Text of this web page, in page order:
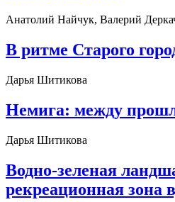
Анатолий Найчук, Валерий
В ритме Старого
Дарья Шитикова
Немига: между
Дарья Шитикова
Водно-зеленая
рекреационная зона